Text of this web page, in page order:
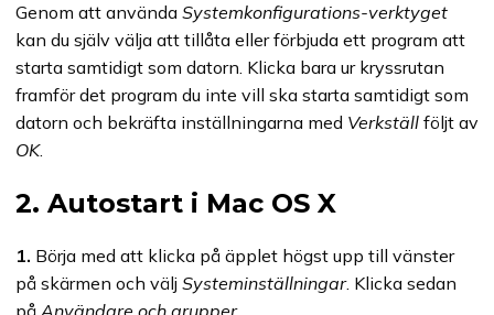
Genom att använda Systemkonfigurations-verktyget
kan du själv välja att tillåta eller förbjuda ett program att
starta samtidigt som datorn. Klicka bara ur kryssrutan
framför det program du inte vill ska starta samtidigt som
datorn och bekräfta inställningarna med Verkställ följt av
OK.
2. Autostart i Mac OS X
1. Börja med att klicka på äpplet högst upp till vänster
på skärmen och välj Systeminställningar. Klicka sedan